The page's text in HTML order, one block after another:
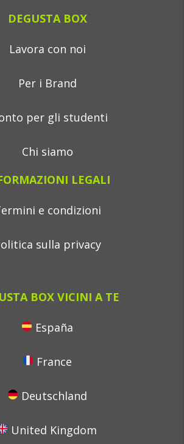
DEGUSTA BOX
Lavora con noi
Per i Brand
per gli studenti
Chi siamo
LEGALI
e condizioni
sulla privacy
BOX VICINI A TE
España
France
Deutschland
United Kingdom